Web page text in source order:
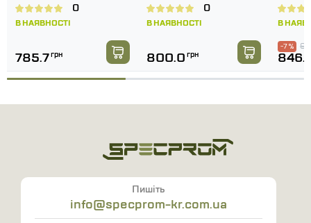
В НАЯВНОСТІ
0
785.7грн
WORKER 222П 300°C
В НАЯВНОСТІ
0
800.0 грн
В
-7 %
Пишіть
info@specprom-kr.com.ua